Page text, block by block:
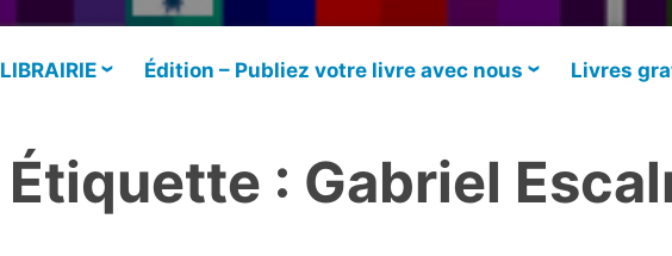
LIBRAIRIE Édition – Publiez votre livre avec nous Livres
Étiquette : Gabriel